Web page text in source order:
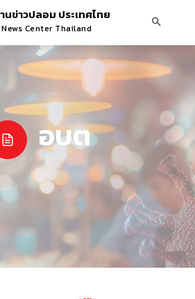
ข่าวปลอม ประเทศไทย
Center Thailand
อบต